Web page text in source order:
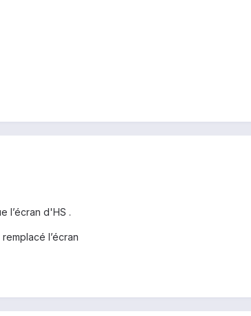
l’écran d'HS .
l’écran